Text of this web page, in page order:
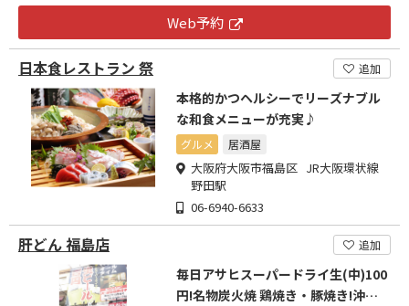
Web予約
日本食レストラン 祭 追加
本格的かつヘルシーでリーズナブル
な和食メニューが充実♪
グルメ 居酒屋
大阪府大阪市福島区 JR大阪環状線
野田駅
06-6940-6633
肝どん 福島店 追加
毎日アサヒスーパードライ生(中)100
円!名物炭火焼 鶏焼き・豚焼き!沖繩